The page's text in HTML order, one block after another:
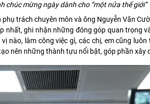
chúc mừng ngày dành cho “một nửa thế giới”
phụ trách chuyên môn và ông Nguyễn Văn
nhất, ghi nhận những đóng góp quan trọng
nào, làm công việc gì, các chị, em cũng
nên những thành tựu nổi bật, góp phần xây